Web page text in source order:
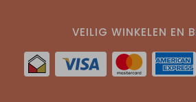
VEILIG WINKELEN EN